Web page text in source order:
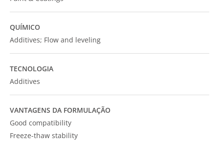
QUÍMICO
Additives; Flow and leveling
TECNOLOGIA
Additives
VANTAGENS DA FORMULAÇÃO
Good compatibility
Freeze-thaw stability